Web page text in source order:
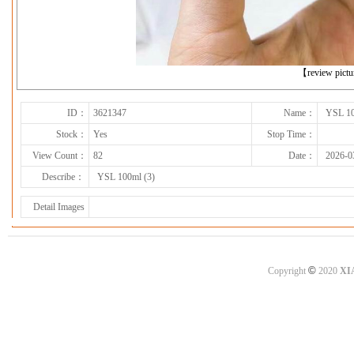
【review
ID： 3621347 Name：
YSL
Stock：
Yes
Stop Time：
View Count：
82 Date：
2026-
Describe：
YSL 100ml (3)
Detail Images
Copyright ©2020